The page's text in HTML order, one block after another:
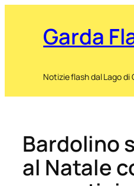
Garda
Notizie flash dal Lago di
Bardolino
al Natale